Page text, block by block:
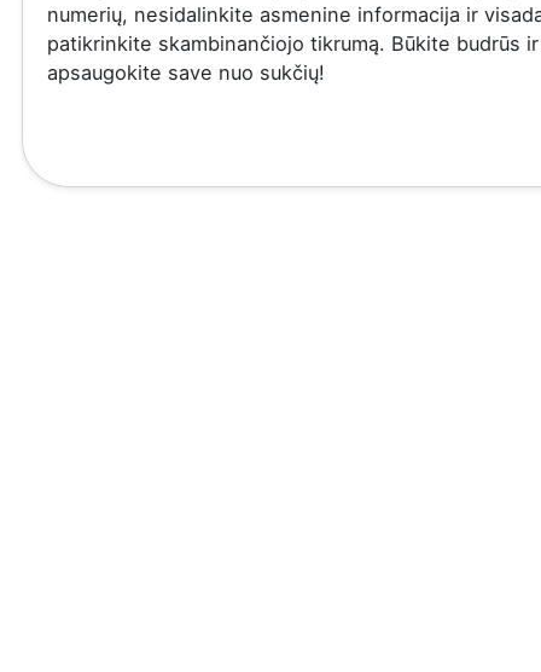
numerių, nesidalinkite asmenine informacija ir
patikrinkite skambinančiojo tikrumą. Būkite budrūs ir
apsaugokite save nuo sukčių!